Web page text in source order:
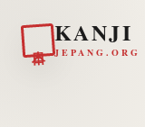
KANJI
JEPANG.ORG